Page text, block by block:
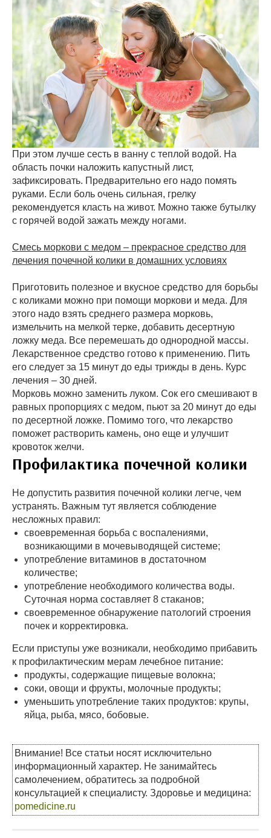
При этом лучше сесть в ванну с теплой водой. На
область почки наложить капустный лист,
зафиксировать. Предварительно его надо помять
руками. Если боль очень сильная, грелку
рекомендуется класть на живот. Можно также бутылку
с горячей водой зажать между ногами.
Смесь моркови с медом – прекрасное средство для
лечения почечной колики в домашних условиях
Приготовить полезное и вкусное средство для борьбы
с коликами можно при помощи моркови и меда. Для
этого надо взять среднего размера морковь,
измельчить на мелкой терке, добавить десертную
ложку меда. Все перемешать до однородной массы.
Лекарственное средство готово к применению. Пить
его следует за 15 минут до еды трижды в день. Курс
лечения – 30 дней.
Морковь можно заменить луком. Сок его смешивают в
равных пропорциях с медом, пьют за 20 минут до еды
по десертной ложке. Помимо того, что лекарство
поможет растворить камень, оно еще и улучшит
кровоток желчи.
Профилактика почечной колики
Не допустить развития почечной колики легче, чем
устранять. Важным тут является соблюдение
несложных правил:
своевременная борьба с воспалениями,
возникающими в мочевыводящей системе;
употребление витаминов в достаточном
количестве;
употребление необходимого количества воды.
Суточная норма составляет 8 стаканов;
своевременное обнаружение патологий строения
почек и корректировка.
Если приступы уже возникали, необходимо прибавить
к профилактическим мерам лечебное питание:
продукты, содержащие пищевые волокна;
соки, овощи и фрукты, молочные продукты;
уменьшить употребление таких продуктов: крупы,
яйца, рыба, мясо, бобовые.
Внимание! Все статьи носят исключительно
информационный характер. Не занимайтесь
самолечением, обратитесь за подробной
консультацией к специалисту. Здоровье и медицина:
pomedicine.ru